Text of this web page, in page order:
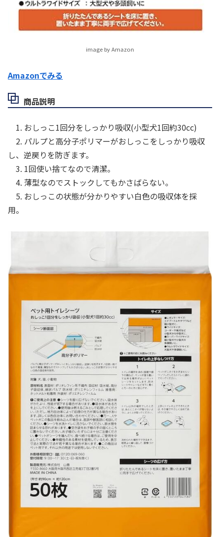
image by Amazon
Amazonでみる
商品説明
1. おしっこ1回分をしっかり吸収(小型犬1回約30cc)
2. パルプと高分子ポリマーがおしっこをしっかり吸収
し、逆戻りを防ぎます。
3. 1回使い捨てなので清潔。
4. 薄型なのでストックしてもかさばらない。
5. おしっこの状態が分かりやすい白色の吸収体を採
用。